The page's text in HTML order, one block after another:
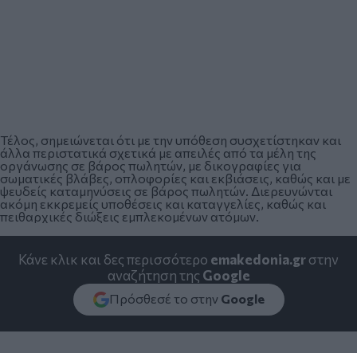
Τέλος, σημειώνεται ότι με την υπόθεση συσχετίστηκαν και
άλλα περιστατικά σχετικά με απειλές από τα μέλη της
οργάνωσης σε βάρος πωλητών, με δικογραφίες για
σωματικές βλάβες, οπλοφορίες και εκβιάσεις, καθώς και με
ψευδείς καταμηνύσεις σε βάρος πωλητών. Διερευνώνται
ακόμη εκκρεμείς υποθέσεις και καταγγελίες, καθώς και
πειθαρχικές διώξεις εμπλεκομένων ατόμων.
Κάνε κλικ και δες περισσότερο emakedonia.grστην
αναζήτηση της Google
Πρόσθεσέ το στην Google